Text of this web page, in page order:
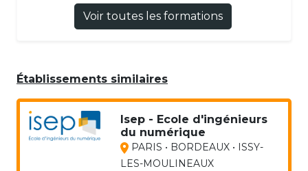
Voir toutes les formations
Établissements similaires
Isep - Ecole d'ingénieurs
du numérique
PARIS • BORDEAUX • ISSY-
LES-MOULINEAUX